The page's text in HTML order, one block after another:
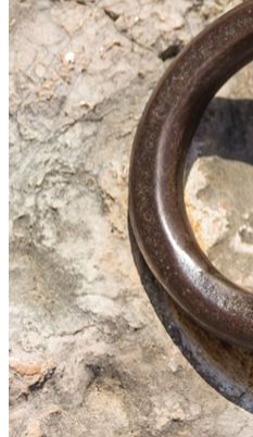
kwerfeldein
Alltag eines Fotoproduzenten
Lichtbildwerkerin
FOTOGRAFR
Dietlind Wolf
Foto FAQ
Fotobuchberater
Tag Cloud
Blogparade Blumen
Farben Filter
Gewinner Herbst
Lightroom lightroom tipps
Produkttest S-/W Schnee Schwarz-
Stockfotografie
Verlosung Wasser Weiß